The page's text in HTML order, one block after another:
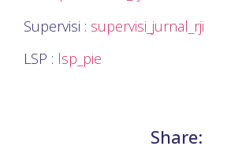
Supervisi : supervisi_jurnal_rji
LSP : lsp_pie
Share: